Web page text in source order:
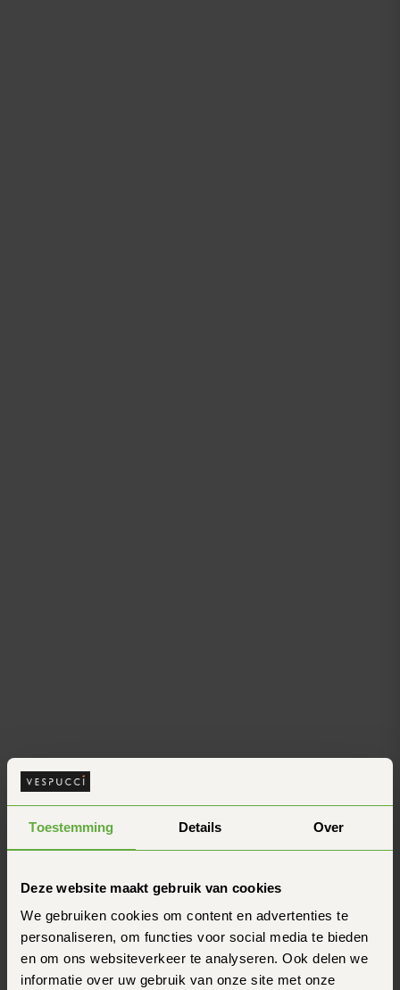
Toestemming Details Over
Deze website maakt gebruik van cookies
We gebruiken cookies om content en advertenties te
personaliseren, om functies voor social media te bieden
en om ons websiteverkeer te analyseren. Ook delen we
informatie over uw gebruik van onze site met onze